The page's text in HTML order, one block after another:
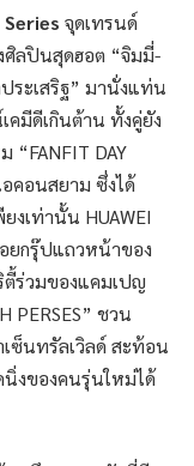
Series จุดเทรนด์
ศิลปินสุดฮอต “จิมมี่-
ะเสริฐ” มานั่งแท่น
คมีดีเกินต้าน ทั้งคู่ยัง
“FANFIT DAY
อคอนสยาม ซึ่งได้
เท่านั้น HUAWEI
ยกรุ๊ปแถวหน้าของ
ตี้ร่วมของแคมเปญ
PERSES” ชวน
นทรัลเวิลด์ สะท้อน
งของคนรุ่นใหม่ได้